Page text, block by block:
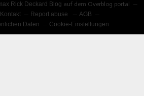
Rick Deckard Blog auf dem Overblog portal
Kontakt Report abuse
AGB
Daten
Cookie-Einstellungen